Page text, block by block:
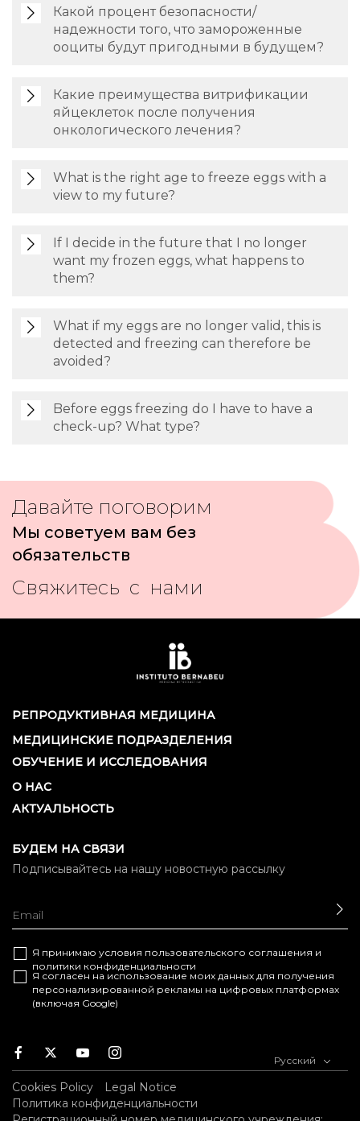
Какой процент безопасности/
надежности того, что замороженные
ооциты будут пригодными в будущем?
Какие преимущества витрификации
яйцеклеток после получения
онкологического лечения?
What is the right age to freeze eggs with a
view to my future?
If I decide in the future that I no longer
want my frozen eggs, what happens to
them?
What if my eggs are no longer valid, this is
detected and freezing can therefore be
avoided?
Before eggs freezing do I have to have a
check-up? What type?
Давайте поговорим
Мы советуем вам без
обязательств
Свяжитесь с нами
РЕПРОДУКТИВНАЯ МЕДИЦИНА
МЕДИЦИНСКИЕ ПОДРАЗДЕЛЕНИЯ
ОБУЧЕНИЕ И ИССЛЕДОВАНИЯ
О НАС
АКТУАЛЬНОСТЬ
БУДЕМ НА СВЯЗИ
Подписывайтесь на нашу новостную рассылку
Я принимаю условия пользовательского соглашения и
политики конфиденциальности
Я согласен на использование моих данных для получения
персонализированной рекламы на цифровых платформах
(включая Google)
Facebook
TwitterYoutubeInstagram Русский
Cookies Policy
Legal Notice
Политика конфиденциальности